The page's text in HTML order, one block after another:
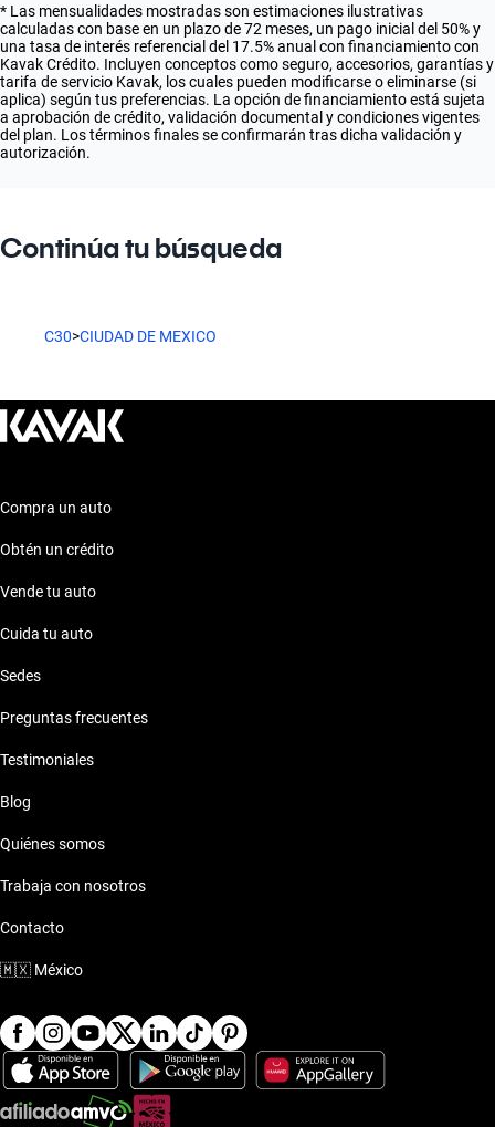
* Las mensualidades mostradas son estimaciones ilustrativas
calculadas con base en un plazo de 72 meses, un pago inicial del 50% y
una tasa de interés referencial del 17.5% anual con financiamiento con
Kavak Crédito. Incluyen conceptos como seguro, accesorios, garantías y
tarifa de servicio Kavak, los cuales pueden modificarse o eliminarse (si
aplica) según tus preferencias. La opción de financiamiento está sujeta
a aprobación de crédito, validación documental y condiciones vigentes
del plan. Los términos finales se confirmarán tras dicha validación y
autorización.
Continúa tu búsqueda
C30>CIUDAD DE MEXICO
Compra un auto
Obtén un crédito
Vende tu auto
Cuida tu auto
Sedes
Preguntas frecuentes
Testimoniales
Blog
Quiénes somos
Trabaja con nosotros
Contacto
🇲🇽 México